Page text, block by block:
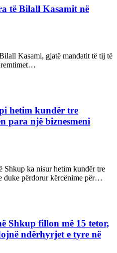
të Bilall Kasamit në
Kasami, gjatë mandatit të tij të
hetim kundër tre
para një biznesmeni
Shkup ka nisur hetim kundër tre
duke përdorur kërcënime për…
Shkup fillon më 15 tetor,
ndërhyrjet e tyre në